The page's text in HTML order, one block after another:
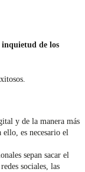
inquietud de los
y de la manera más
es necesario el
sepan sacar el
sociales, las